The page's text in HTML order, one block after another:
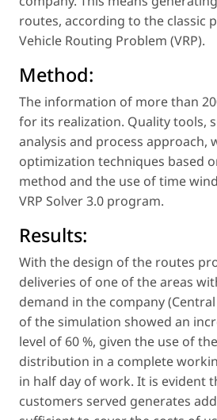
routes, according to the classic
Vehicle Routing Problem (VRP).
Method:
The information of more than
for its realization. Quality tools,
analysis and process approach,
optimization techniques based
method and the use of time
VRP Solver 3.0 program.
Results:
With the design of the routes
deliveries of one of the areas
demand in the company
of the simulation showed an
level of 60 %, given the use of
distribution in a complete
in half day of work. It is evident
customers served generates